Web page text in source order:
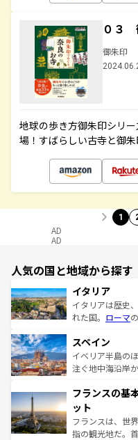
０３
御朱印
地球の歩き方御朱印シリ
場！すばらしい古寺と御
1
AD
AD
人気の国と地域から探す
イタリア
イタリアは歴史
れた国。 ローマ
ろん、トスカー
景など、自然景
ピザやパスタな
ませてくれるイ
なお、新着のイ
しい。
スペイン
イベリア半島の
注ぐ地中海沿岸
文化が根付くこ
れる闘牛、そし
る。首都マドリ
アートに溢れた
フランスの基
ット
フランスは、世
指の観光地だ。